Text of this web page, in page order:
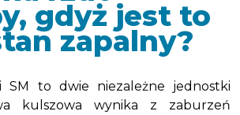
gdyż jest to
zapalny?
SM to dwie niezależne jednostki
kulszowa wynika z zaburzeń